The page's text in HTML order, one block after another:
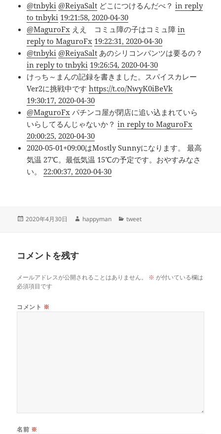
@tnbyki @ReiyaSalt どこにつけるんだべ？in reply
to tnbyki 19:21:58, 2020-04-30
@MaguroFx ええ コミュ障の子はコミュ障in
reply to MaguroFx 19:22:31, 2020-04-30
@tnbyki @ReiyaSalt あのシリコンパンツは要るの？
in reply to tnbyki 19:26:54, 2020-04-30
けっち～まんの記録を書きました。スパイスカレー
Ver2に挑戦中ですhttps://t.co/NwyK0iBeVk
19:30:17, 2020-04-30
@MaguroFx パチンコ屋が閉店に追い込まれていら
いらしてるんじゃないか？in reply to MaguroFx
20:00:25, 2020-04-30
2020-05-01+09:00はMostly Sunnyになります。 最高
気温 27℃。最低気温 15℃の予定です。おやすみなさ
い。22:00:37, 2020-04-30
投
2020年4月30日
作
happyman
カ
tweet
コメントを残す
メールアドレスが公開されることはありません。 ※ が付いている欄は
必須項目です
コメント ※
名前 ※